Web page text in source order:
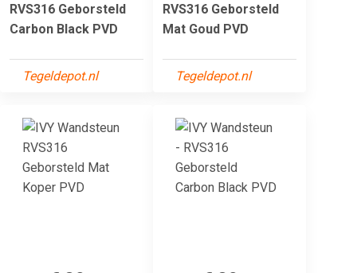
RVS316 Geborsteld
Carbon Black PVD
Tegeldepot.nl
RVS316 Geborsteld
Mat Goud PVD
Tegeldepot.nl